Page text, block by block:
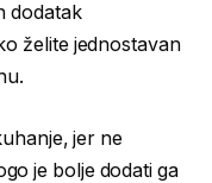
dodatak
želite jednostavan
jer ne
je bolje dodati ga